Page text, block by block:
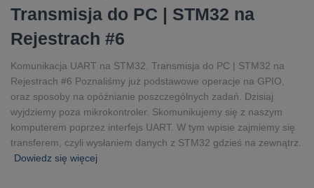
Transmisja do PC | STM32 na
Rejestrach #6
Komunikacja UART na STM32. Transmisja do PC | STM32 na
Rejestrach #6 Poznaliśmy już podstawowe operacje na GPIO,
oraz sposoby na opóźnianie poszczególnych zadań. Dzisiaj
wyjdziemy poza mikrokontroler. Skomunikujemy się z naszym
komputerem poprzez interfejs UART. W tym wpisie zajmiemy się
transferem, czyli wysłaniem danych z STM32 gdzieś na zewnątrz.
Dowiedz się więcej